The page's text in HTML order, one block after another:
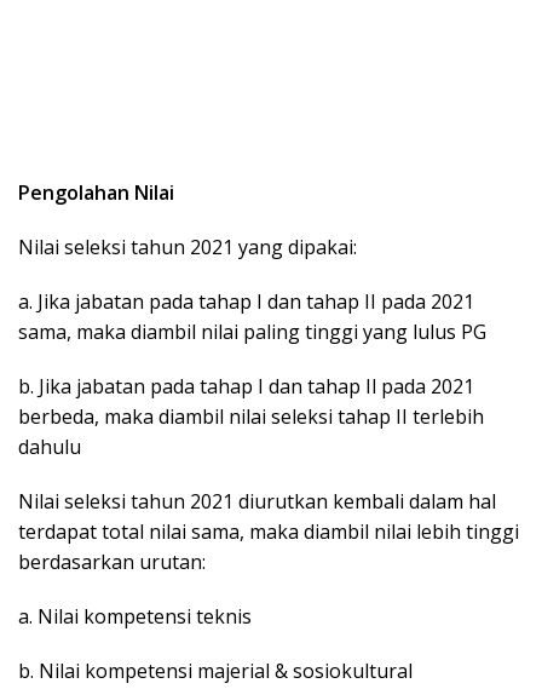
Pengolahan Nilai
Nilai seleksi tahun 2021 yang dipakai:
a. Jika jabatan pada tahap I dan tahap II pada 2021
sama, maka diambil nilai paling tinggi yang lulus PG
b. Jika jabatan pada tahap I dan tahap Il pada 2021
berbeda, maka diambil nilai seleksi tahap II terlebih
dahulu
Nilai seleksi tahun 2021 diurutkan kembali dalam hal
terdapat total nilai sama, maka diambil nilai lebih tinggi
berdasarkan urutan:
a. Nilai kompetensi teknis
b. Nilai kompetensi majerial & sosiokultural